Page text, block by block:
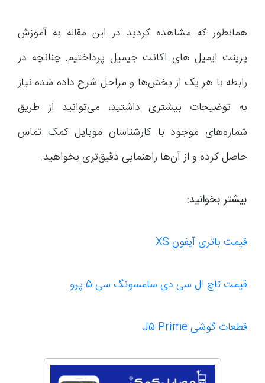
همانطور که مشاهده کردید در این مقاله به آموزش
پرینت ایمیل های اکانت جیمیل پرداختیم. چنانچه در
رابطه با هر یک از بخش‌ها و مراحل شرح داده شده نیاز
به توضیحات بیشتری داشتید، می‌توانید از طریق
شماره‌های موجود با کارشناسان موبایل کمک تماس
حاصل کرده و از آن‌ها راهنمایی دقیق‌تری بخواهید.
بیشتر بخوانید:
قیمت باتری آیفون XS
قیمت تاچ ال سی دی سامسونگ سی 5 پرو
قطعات گوشی J5 Prime